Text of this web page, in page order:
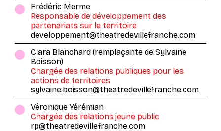
Frédéric Merme
Responsable de développement des
partenariats sur le territoire
developpement@theatredevillefranche.com
Clara Blanchard (remplaçante de Sylvaine
Boisson)
Chargée des relations publiques pour les
actions de territoires
sylvaine.boisson@theatredevillefranche.com
Véronique Yérémian
Chargée des relations jeune public
rp@theatredevillefranche.com